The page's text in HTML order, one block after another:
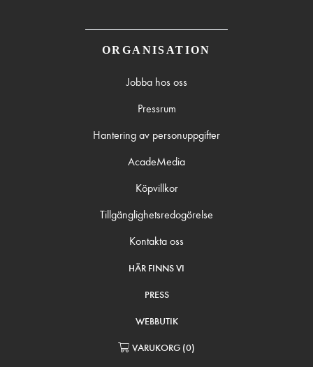
ORGANISATION
Jobba hos oss
Pressrum
Hantering av personuppgifter
AcadeMedia
Köpvillkor
Tillgänglighetsredogörelse
Kontakta oss
HÄR FINNS VI
PRESS
WEBBUTIK
VARUKORG (0)